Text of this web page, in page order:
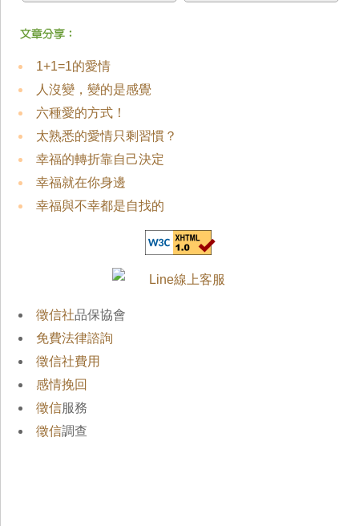
1+1=1的愛情
人沒變，變的是感覺
六種愛的方式！
太熟悉的愛情只剩習慣？
幸福的轉折靠自己決定
幸福就在你身邊
幸福與不幸都是自找的
徵信社品保協會
免費法律諮詢
徵信社費用
感情挽回
徵信服務
徵信調查